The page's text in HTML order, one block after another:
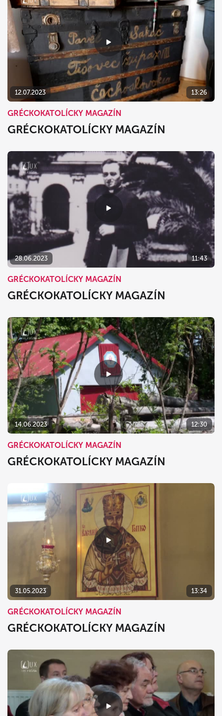
17 18 19 20 21 22 23
24 25 26 27 28 29 30
31 1 2 3 4 5 6
dnes vymazať zavrieť
12.07.2023 13:26
GRÉCKOKATOLÍCKY MAGAZÍN
GRÉCKOKATOLÍCKY MAGAZÍN
28.06.2023 11:43
GRÉCKOKATOLÍCKY MAGAZÍN
GRÉCKOKATOLÍCKY MAGAZÍN
14.06.2023 12:30
GRÉCKOKATOLÍCKY MAGAZÍN
GRÉCKOKATOLÍCKY MAGAZÍN
31.05.2023 13:34
GRÉCKOKATOLÍCKY MAGAZÍN
GRÉCKOKATOLÍCKY MAGAZÍN